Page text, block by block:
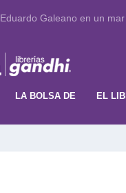
Eduardo Galeano en un
LA BOLSA DE EL